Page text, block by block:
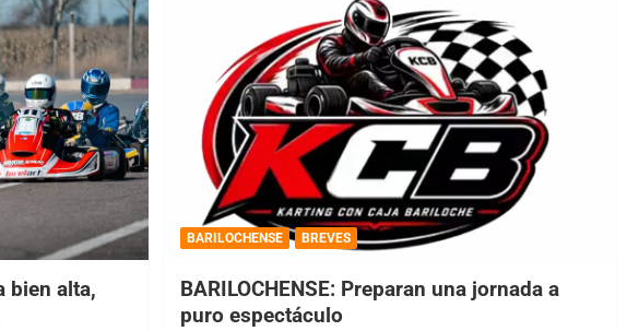
bien alta,
BARILOCHENSE BREVES
BARILOCHENSE: Preparan una jornada a
puro espectáculo